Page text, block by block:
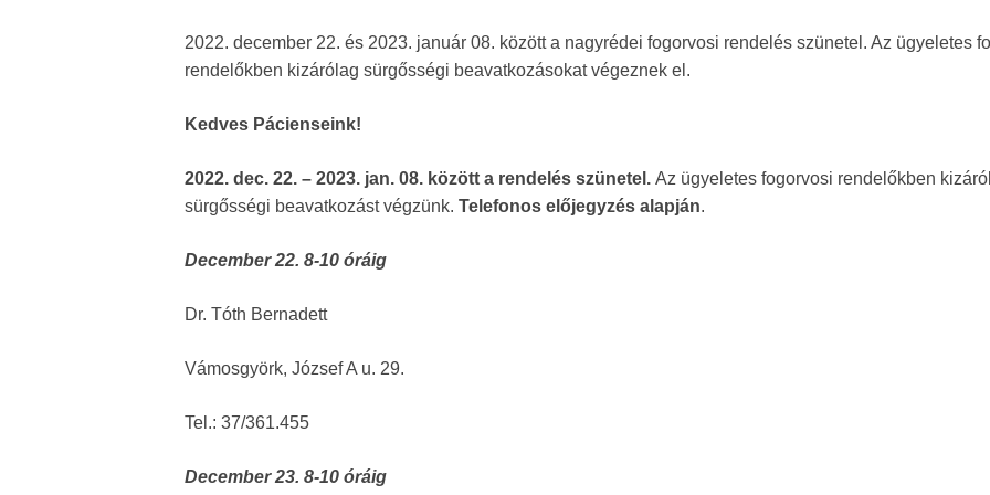
2022. december 22. és 2023. január 08. között a nagyrédei fogorvosi rendelés szünetel. Az ügyeletes
rendelőkben kizárólag sürgősségi beavatkozásokat végeznek el.
Kedves Pácienseink!
2022. dec. 22. – 2023. jan. 08. között a rendelés szünetel. Az ügyeletes fogorvosi rendelőkben
sürgősségi beavatkozást végzünk. Telefonos előjegyzés alapján.
December 22. 8-10 óráig
Dr. Tóth Bernadett
Vámosgyörk, József A u. 29.
Tel.: 37/361.455
December 23. 8-10 óráig